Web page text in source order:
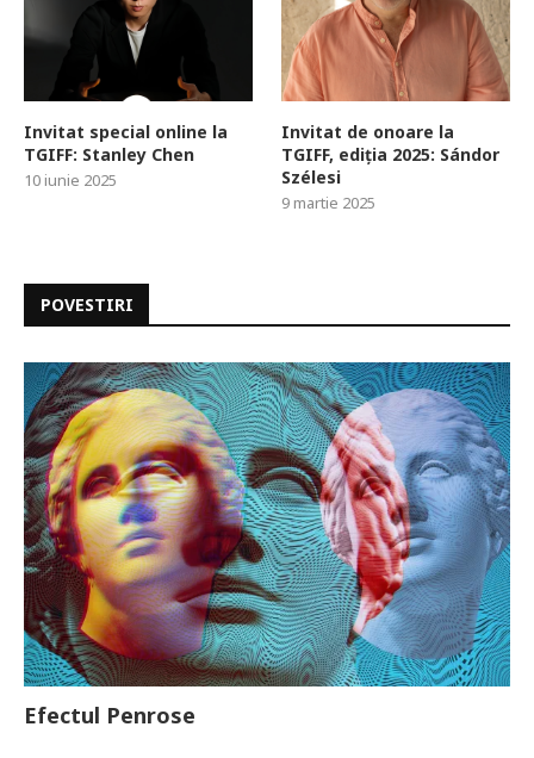
Invitat special online la
TGIFF: Stanley Chen
10 iunie 2025
Invitat de onoare la
TGIFF, ediția 2025: Sándor
Szélesi
9 martie 2025
POVESTIRI
Efectul Penrose